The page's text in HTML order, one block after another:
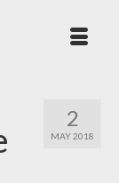
2
MAY 2018